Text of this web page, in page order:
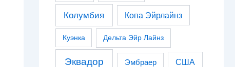
Колумбия Копа Эйрлайнз
Куэнка Дельта Эйр Лайнз
Эквадор Эмбраер США